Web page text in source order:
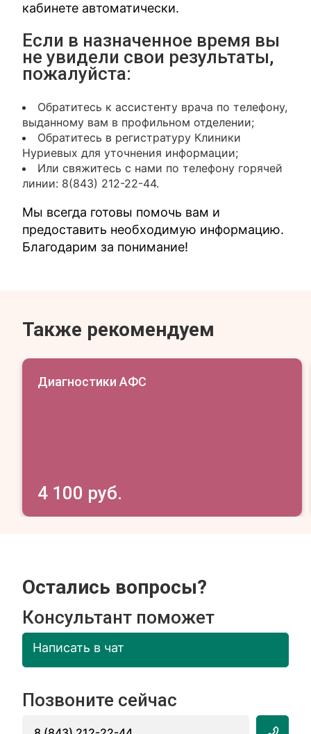
кабинете автоматически.
Если в назначенное время вы
не увидели свои результаты,
пожалуйста:
Обратитесь к ассистенту врача по телефону,
выданному вам в профильном отделении;
Обратитесь в регистратуру Клиники
Нуриевых для уточнения информации;
Или свяжитесь с нами по телефону горячей
линии: 8(843) 212-22-44.
Мы всегда готовы помочь вам и
предоставить необходимую информацию.
Благодарим за понимание!
Также рекомендуем
Диагностики АФС
4 100 руб.
Остались вопросы?
Консультант поможет
Написать в чат
Позвоните сейчас